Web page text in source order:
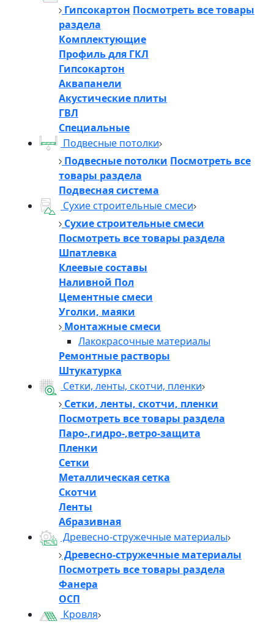
Гипсокартон Посмотреть все товары
раздела
Комплектующие
Профиль для ГКЛ
Гипсокартон
Аквапанели
Акустические плиты
ГВЛ
Специальные
Подвесные потолки
Подвесные потолки Посмотреть все
товары раздела
Подвесная система
Сухие строительные смеси
Сухие строительные смеси
Посмотреть все товары раздела
Шпатлевка
Клеевые составы
Наливной Пол
Цементные смеси
Уголки, маяки
Монтажные смеси
Лакокрасочные материалы
Ремонтные растворы
Штукатурка
Сетки, ленты, скотчи, пленки
Сетки, ленты, скотчи, пленки
Посмотреть все товары раздела
Паро-,гидро-,ветро-защита
Пленки
Сетки
Металлическая сетка
Скотчи
Ленты
Абразивная
Древесно-стружечные материалы
Древесно-стружечные материалы
Посмотреть все товары раздела
Фанера
ОСП
Кровля